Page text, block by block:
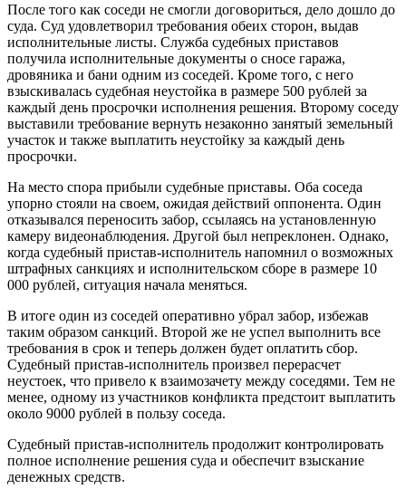
После того как соседи не смогли договориться, дело дошло до
суда. Суд удовлетворил требования обеих сторон, выдав
исполнительные листы. Служба судебных приставов
получила исполнительные документы о сносе гаража,
дровяника и бани одним из соседей. Кроме того, с него
взыскивалась судебная неустойка в размере 500 рублей за
каждый день просрочки исполнения решения. Второму соседу
выставили требование вернуть незаконно занятый земельный
участок и также выплатить неустойку за каждый день
просрочки.
На место спора прибыли судебные приставы. Оба соседа
упорно стояли на своем, ожидая действий оппонента. Один
отказывался переносить забор, ссылаясь на установленную
камеру видеонаблюдения. Другой был непреклонен. Однако,
когда судебный пристав-исполнитель напомнил о возможных
штрафных санкциях и исполнительском сборе в размере 10
000 рублей, ситуация начала меняться.
В итоге один из соседей оперативно убрал забор, избежав
таким образом санкций. Второй же не успел выполнить все
требования в срок и теперь должен будет оплатить сбор.
Судебный пристав-исполнитель произвел перерасчет
неустоек, что привело к взаимозачету между соседями. Тем не
менее, одному из участников конфликта предстоит выплатить
около 9000 рублей в пользу соседа.
Судебный пристав-исполнитель продолжит контролировать
полное исполнение решения суда и обеспечит взыскание
денежных средств.